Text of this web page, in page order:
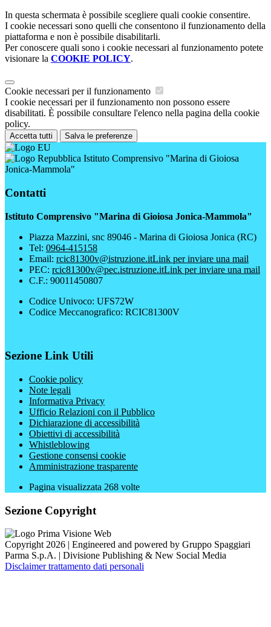
In questa schermata è possibile scegliere quali cookie consentire.
I cookie necessari sono quelli che consentono il funzionamento della
piattaforma e non è possibile disabilitarli.
Per conoscere quali sono i cookie necessari al funzionamento potete
visionare la COOKIE POLICY.
Cookie necessari per il funzionamento
I cookie necessari per il funzionamento non possono essere
disabilitati. È possibile consultare l'elenco nella pagina della cookie
policy.
Accetta tutti Salva le preferenze
Istituto Comprensivo "Marina di Gioiosa
Jonica-Mammola"
Contatti
Istituto Comprensivo "Marina di Gioiosa Jonica-Mammola"
Piazza Mazzini, snc 89046 - Marina di Gioiosa Jonica (RC)
Tel: 0964-415158
Email: rcic81300v@istruzione.itLink per inviare una mail
PEC: rcic81300v@pec.istruzione.itLink per inviare una mail
C.F.: 90011450807
Codice Univoco: UFS72W
Codice Meccanografico: RCIC81300V
Sezione Link Utili
Cookie policy
Note legali
Informativa Privacy
Ufficio Relazioni con il Pubblico
Dichiarazione di accessibilità
Obiettivi di accessibilità
Whistleblowing
Gestione consensi cookie
Amministrazione trasparente
Pagina visualizzata 268 volte
Sezione Copyright
Copyright 2026 | Engineered and powered by Gruppo Spaggiari
Parma S.p.A. | Divisione Publishing & New Social Media
Disclaimer trattamento dati personali